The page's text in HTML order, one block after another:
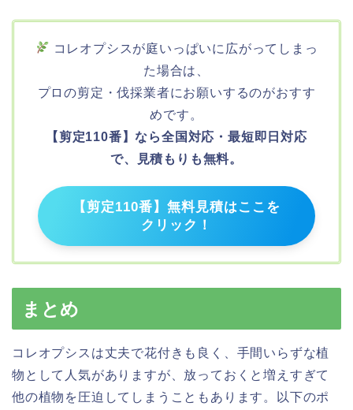
コレオプシスが庭いっぱいに広がってしまっ
た場合は、
プロの剪定・伐採業者にお願いするのがおすす
めです。
【剪定110番】なら全国対応・最短即日対応
で、見積もりも無料。
【剪定110番】無料見積はここを
クリック！
まとめ
コレオプシスは丈夫で花付きも良く、手間いらずな植
物として人気がありますが、放っておくと増えすぎて
他の植物を圧迫してしまうこともあります。以下のポ